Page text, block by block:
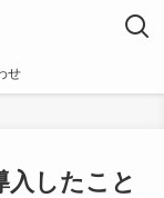
せ
したこと